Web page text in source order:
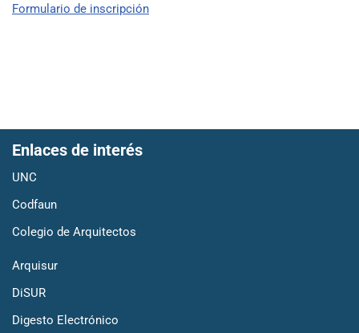
Formulario de inscripción
Enlaces de interés
UNC
Codfaun
Colegio de Arquitectos
Arquisur
DiSUR
Digesto Electrónico